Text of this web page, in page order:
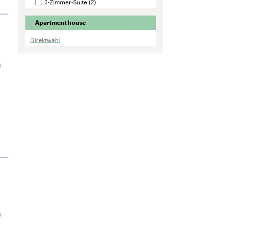
Apartment house
Direktwahl